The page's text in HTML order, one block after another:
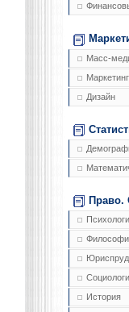
Масс-
Маркетинг
Дизайн
Право.
История